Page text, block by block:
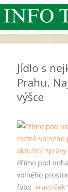
Jídlo s
Prahu.
výšce
Přímo pod
volného
foto: František